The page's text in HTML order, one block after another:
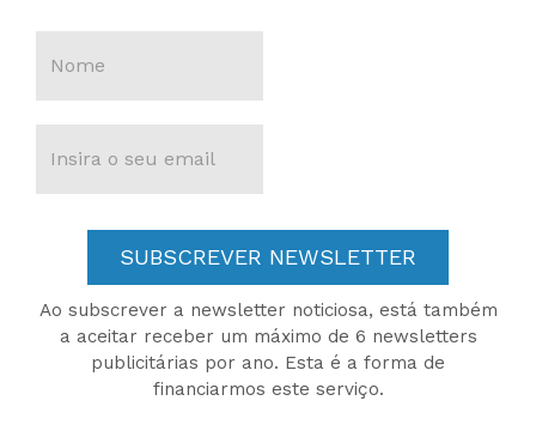
SUBSCREVER NEWSLETTER
Ao subscrever a newsletter noticiosa, está também
a aceitar receber um máximo de 6 newsletters
publicitárias por ano. Esta é a forma de
financiarmos este serviço.